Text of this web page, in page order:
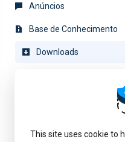
Anúncios
Base de Conhecimento
Downloads
This site uses cookie to